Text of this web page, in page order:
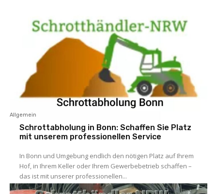
Allgemein
Schrottabholung in Bonn: Schaffen Sie Platz
mit unserem professionellen Service
In Bonn und Umgebung endlich den nötigen Platz auf Ihrem
Hof, in Ihrem Keller oder Ihrem Gewerbebetrieb schaffen –
das ist mit unserer professionellen...